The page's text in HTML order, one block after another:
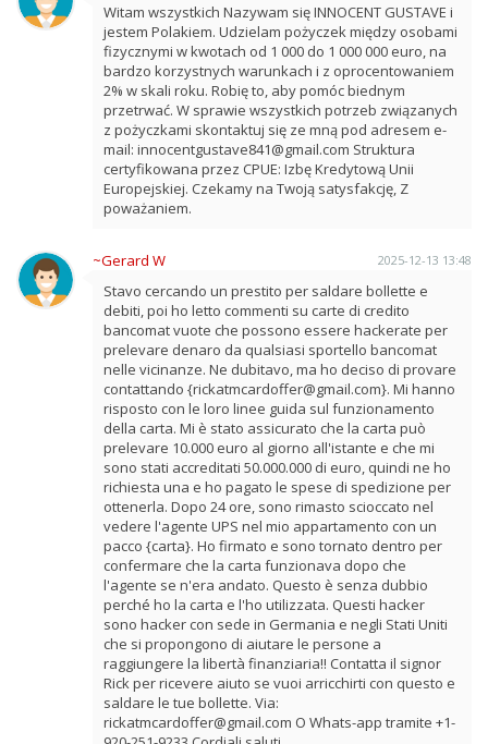
Witam wszystkich Nazywam się INNOCENT GUSTAVE i
jestem Polakiem. Udzielam pożyczek między osobami
fizycznymi w kwotach od 1 000 do 1 000 000 euro, na
bardzo korzystnych warunkach i z oprocentowaniem
2% w skali roku. Robię to, aby pomóc biednym
przetrwać. W sprawie wszystkich potrzeb związanych
z pożyczkami skontaktuj się ze mną pod adresem e-
mail: innocentgustave841@gmail.com Struktura
certyfikowana przez CPUE: Izbę Kredytową Unii
Europejskiej. Czekamy na Twoją satysfakcję, Z
poważaniem.
~Gerard W 2025-12-13 13:48
Stavo cercando un prestito per saldare bollette e
debiti, poi ho letto commenti su carte di credito
bancomat vuote che possono essere hackerate per
prelevare denaro da qualsiasi sportello bancomat
nelle vicinanze. Ne dubitavo, ma ho deciso di provare
contattando {rickatmcardoffer@gmail.com}. Mi hanno
risposto con le loro linee guida sul funzionamento
della carta. Mi è stato assicurato che la carta può
prelevare 10.000 euro al giorno all'istante e che mi
sono stati accreditati 50.000.000 di euro, quindi ne ho
richiesta una e ho pagato le spese di spedizione per
ottenerla. Dopo 24 ore, sono rimasto scioccato nel
vedere l'agente UPS nel mio appartamento con un
pacco {carta}. Ho firmato e sono tornato dentro per
confermare che la carta funzionava dopo che
l'agente se n'era andato. Questo è senza dubbio
perché ho la carta e l'ho utilizzata. Questi hacker
sono hacker con sede in Germania e negli Stati Uniti
che si propongono di aiutare le persone a
raggiungere la libertà finanziaria!! Contatta il signor
Rick per ricevere aiuto se vuoi arricchirti con questo e
saldare le tue bollette. Via:
rickatmcardoffer@gmail.com O Whats-app tramite +1-